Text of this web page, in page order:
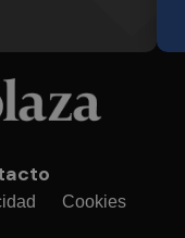
Cookies